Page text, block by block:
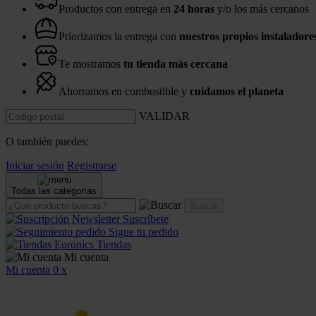
Productos con entrega en 24 horas y/o los más cercanos
Priorizamos la entrega con nuestros propios
Te mostramos tu tienda más cercana
Ahorramos en combustible y cuidamos el planeta
VALIDAR
O también puedes:
Iniciar sesión Registrarse
Todas las categorías
Suscríbete
Sigue tu pedido
Tiendas
Mi cuenta
Mi cuenta 0 x